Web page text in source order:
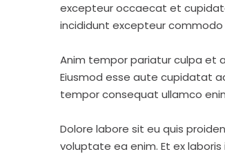
excepteur occaecat et
incididunt excepteur
Anim tempor pariatur culpa et
Eiusmod esse aute cupidatat
tempor consequat ullamco
Dolore labore sit eu quis
voluptate ea enim. Et ex